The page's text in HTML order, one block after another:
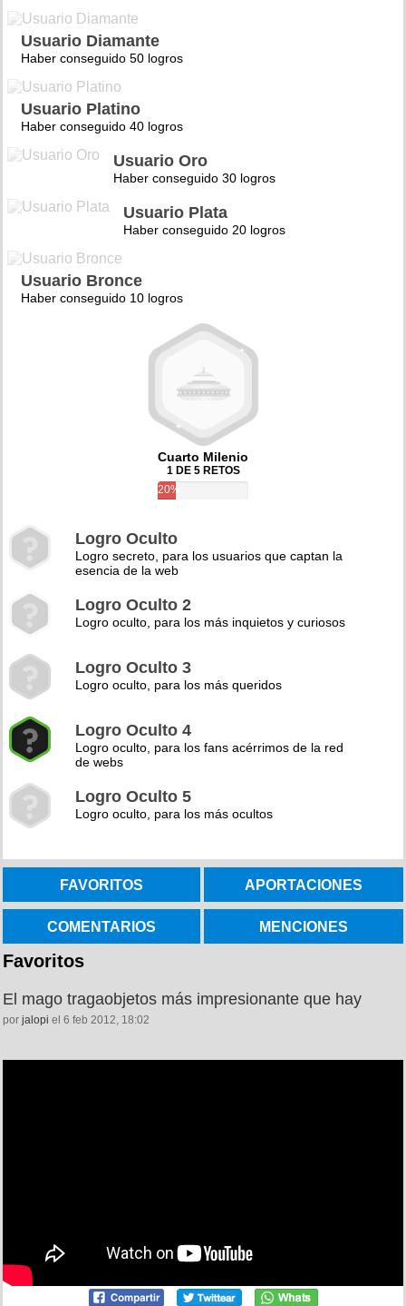
Usuario Diamante
Haber conseguido 50 logros
Usuario Platino
Haber conseguido 40 logros
Usuario Oro
Haber conseguido 30 logros
Usuario Plata
Haber conseguido 20 logros
Usuario Bronce
Haber conseguido 10 logros
Cuarto Milenio
1 DE 5 RETOS
20%
Logro Oculto
Logro secreto, para los usuarios que captan la
esencia de la web
Logro Oculto 2
Logro oculto, para los más inquietos y curiosos
Logro Oculto 3
Logro oculto, para los más queridos
Logro Oculto 4
Logro oculto, para los fans acérrimos de la red
de webs
Logro Oculto 5
Logro oculto, para los más ocultos
FAVORITOS APORTACIONES
COMENTARIOS MENCIONES
Favoritos
El mago tragaobjetos más impresionante que hay
por jalopi el 6 feb 2012, 18:02